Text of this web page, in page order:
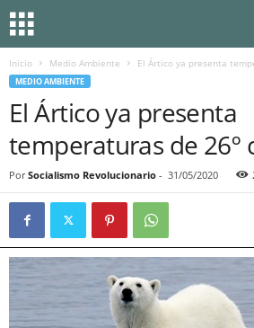
Inicio Medio Ambiente El Ártico ya presenta
MEDIO AMBIENTE
El Ártico ya presenta
temperaturas de 26º
Por Socialismo Revolucionario - 31/05/2020